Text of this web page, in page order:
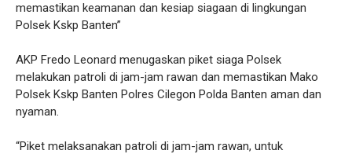
memastikan keamanan dan kesiap siagaan di lingkungan
Polsek Kskp Banten”
AKP Fredo Leonard menugaskan piket siaga Polsek
melakukan patroli di jam-jam rawan dan memastikan Mako
Polsek Kskp Banten Polres Cilegon Polda Banten aman dan
nyaman.
“Piket melaksanakan patroli di jam-jam rawan, untuk